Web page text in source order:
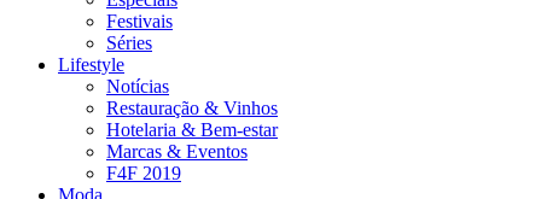
Festivais
Séries
Lifestyle
Notícias
Restauração & Vinhos
Hotelaria & Bem-estar
Marcas & Eventos
F4F 2019
Moda